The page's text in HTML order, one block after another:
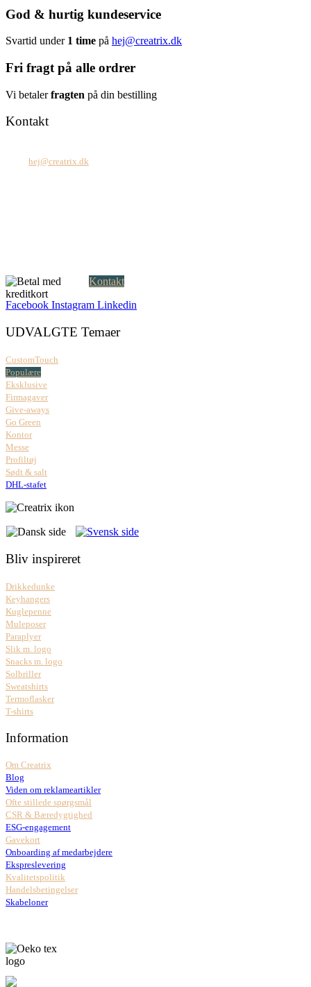
God & hurtig kundeservice
Svartid under 1 time på hej@creatrix.dk
Fri fragt på alle ordrer
Vi betalerfragten på din bestilling
Kontakt
hej@creatrix.dk
Kontakt
Facebook Instagram Linkedin
UDVALGTE Temaer
CustomTouch
Populære
Eksklusive
Firmagaver
Give-aways
Go Green
Kontor
Messe
Profiltøj
Sødt & salt
DHL-stafet
Bliv inspireret
Drikkedunke
Keyhangers
Kuglepenne
Muleposer
Paraplyer
Slik m. logo
Snacks m. logo
Solbriller
Sweatshirts
Termoflasker
T-shirts
Information
Om Creatrix
Blog
Viden om reklameartikler
Ofte stillede spørgsmål
CSR & Bæredygtighed
ESG-engagement
Gavekort
Onboarding af medarbejdere
Ekspreslevering
Kvalitetspolitik
Handelsbetingelser
Skabeloner